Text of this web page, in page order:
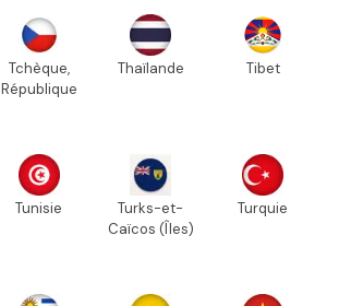
Tchèque,
République
Thaïlande Tibet
Tunisie
Turks-et-
Caïcos (Îles)
Turquie